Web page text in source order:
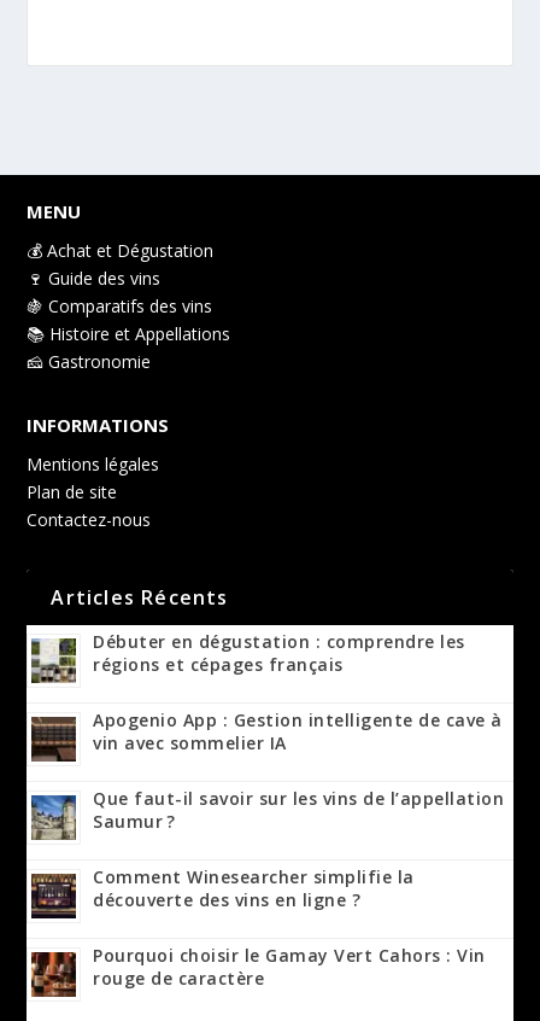
MENU
💰 Achat et Dégustation
🍷 Guide des vins
🍇 Comparatifs des vins
📚 Histoire et Appellations
🧀 Gastronomie
INFORMATIONS
Mentions légales
Plan de site
Contactez-nous
Articles Récents
Débuter en dégustation : comprendre les
régions et cépages français
Apogenio App : Gestion intelligente de cave à
vin avec sommelier IA
Que faut-il savoir sur les vins de l’appellation
Saumur ?
Comment Winesearcher simplifie la
découverte des vins en ligne ?
Pourquoi choisir le Gamay Vert Cahors : Vin
rouge de caractère